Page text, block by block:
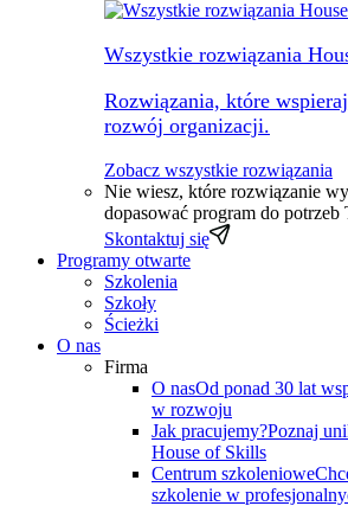
Wszystkie rozwiązania
Rozwiązania, które
rozwój organizacji.
Zobacz wszystkie rozwiązania
Nie wiesz, które rozwiązanie
dopasować program do
Skontaktuj się
Programy otwarte
Szkolenia
Szkoły
Ścieżki
O nas
Firma
O nasOd ponad 30 lat
w rozwoju
Jak pracujemy?Poznaj
House of Skills
Centrum szkoleniowe
szkolenie w